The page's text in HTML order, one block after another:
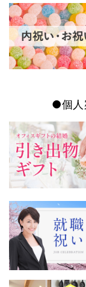
●個人